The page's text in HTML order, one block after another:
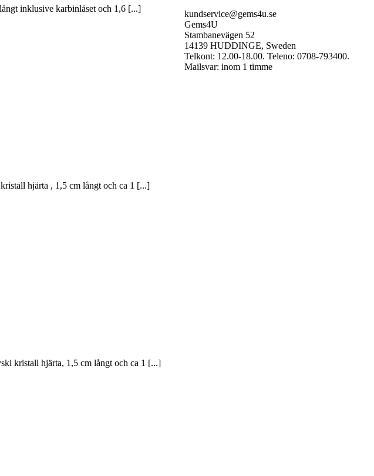
inklusive karbinlåset och 1,6 [...]
hjärta , 1,5 cm långt och ca 1 [...]
kristall hjärta, 1,5 cm långt och ca 1 [...]
kundservice@gems4u.se
Gems4U
Stambanevägen 52
14139 HUDDINGE, Sweden
Telkont: 12.00-18.00. Teleno: 0708-793400.
Mailsvar: inom 1 timme